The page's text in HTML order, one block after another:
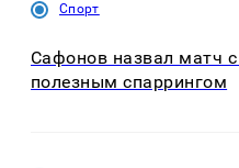
Спорт
Сафонов назвал матч
полезным спаррингом